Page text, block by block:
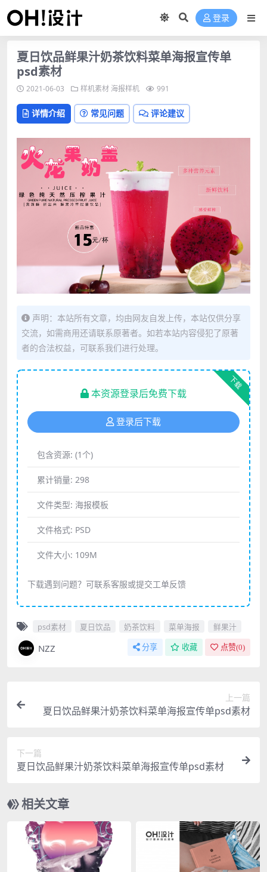
登录
夏日饮品鲜果汁奶茶饮料菜单海报宣传单
psd素材
2021-06-03 样机素材 海报样机 991
详情介绍 常见问题 评论建议
声明：本站所有文章，均由网友自发上传，本站仅供分享
交流，如需商用还请联系原著者。如若本站内容侵犯了原著
者的合法权益，可联系我们进行处理。
下载
本资源登录后免费下载
登录后下载
包含资源: (1个)
累计销量: 298
文件类型: 海报模板
文件格式: PSD
文件大小: 109M
下载遇到问题？可联系客服或提交工单反馈
psd素材 夏日饮品 奶茶饮料 菜单海报 鲜果汁
NZZ 分享 收藏 点赞(0)
上一篇
夏日饮品鲜果汁奶茶饮料菜单海报宣传单psd素材
下一篇
夏日饮品鲜果汁奶茶饮料菜单海报宣传单psd素材
相关文章